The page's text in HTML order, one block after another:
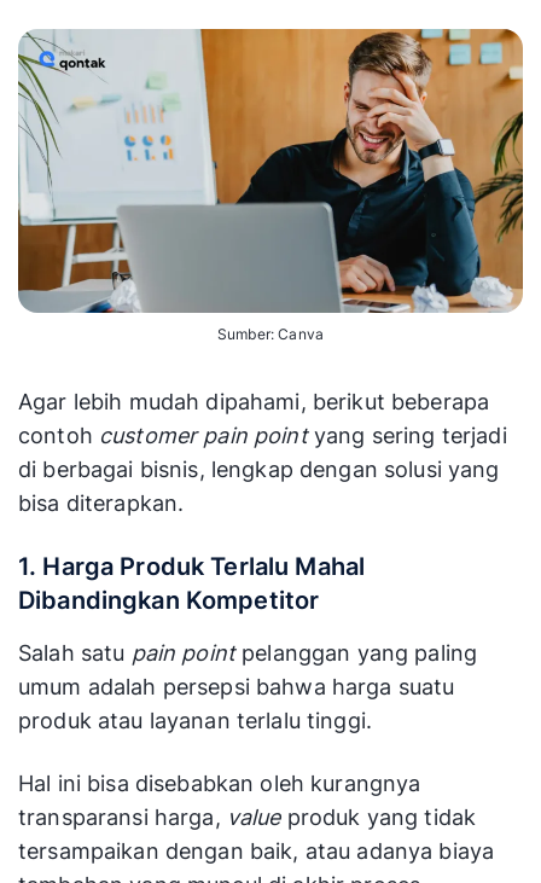
Sumber: Canva
Agar lebih mudah dipahami, berikut beberapa
contoh customer pain pointyang sering terjadi
di berbagai bisnis, lengkap dengan solusi yang
bisa diterapkan.
1. Harga Produk Terlalu Mahal
Dibandingkan Kompetitor
Salah satu pain pointpelanggan yang paling
umum adalah persepsi bahwa harga suatu
produk atau layanan terlalu tinggi.
Hal ini bisa disebabkan oleh kurangnya
transparansi harga, valueproduk yang tidak
tersampaikan dengan baik, atau adanya biaya